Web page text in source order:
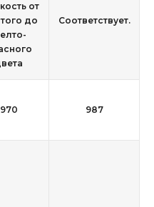
от
до
Соответствует.
970 987